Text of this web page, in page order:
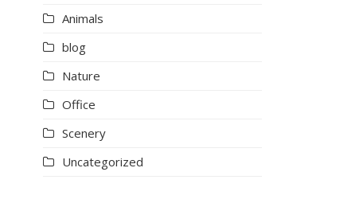
Animals
blog
Nature
Office
Scenery
Uncategorized